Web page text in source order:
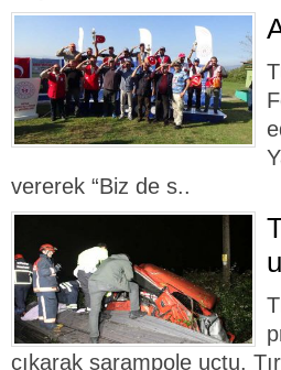
vererek “Biz de s..
çıkarak şarampole uçtu.